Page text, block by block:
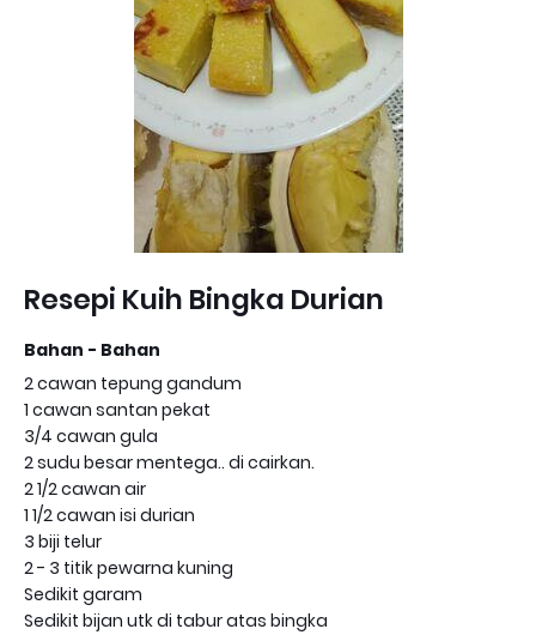
Resepi Kuih Bingka Durian
Bahan - Bahan
2 cawan tepung gandum
1 cawan santan pekat
3/4 cawan gula
2 sudu besar mentega.. di cairkan.
2 1/2 cawan air
1 1/2 cawan isi durian
3 biji telur
2 - 3 titik pewarna kuning
Sedikit garam
Sedikit bijan utk di tabur atas bingka